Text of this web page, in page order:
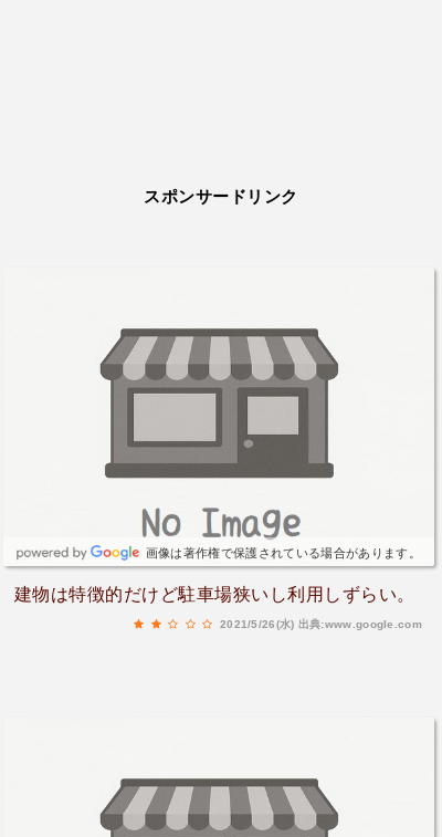
スポンサードリンク
画像は著作権で保護されている場合があります。
建物は特徴的だけど駐車場狭いし利用しずらい。
2021/5/26(水) 出典:www.google.com